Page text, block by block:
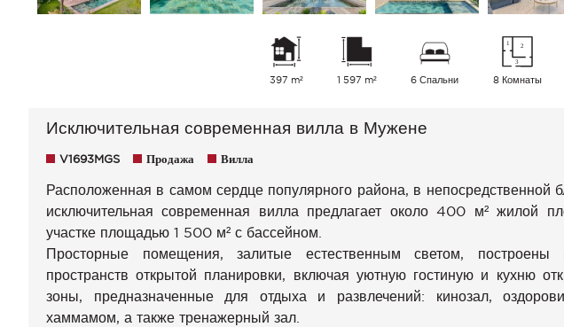
397 m² 1 597 m² 6 Спальни 8 Комнаты
Исключительная современная вилла в Мужене
V1693MGS Продажа Вилла
Расположенная в самом сердце популярного района, в непосредственной
исключительная современная вилла предлагает около 400 м² жилой
участке площадью 1 500 м² с бассейном.
Просторные помещения, залитые естественным светом, построены
пространств открытой планировки, включая уютную гостиную и кухню
зоны, предназначенные для отдыха и развлечений: кинозал,
хаммамом, а также тренажерный зал.